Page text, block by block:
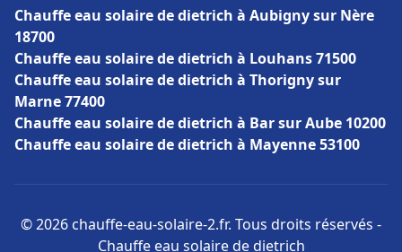
Chauffe eau solaire de dietrich à Aubigny sur Nère
18700
Chauffe eau solaire de dietrich à Louhans 71500
Chauffe eau solaire de dietrich à Thorigny sur
Marne 77400
Chauffe eau solaire de dietrich à Bar sur Aube 10200
Chauffe eau solaire de dietrich à Mayenne 53100
© 2026 chauffe-eau-solaire-2.fr. Tous droits réservés -
Chauffe eau solaire de dietrich